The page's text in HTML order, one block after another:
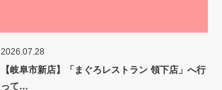
2026.07.28
【岐阜市新店】「まぐろレストラン 領下店」へ行
って…